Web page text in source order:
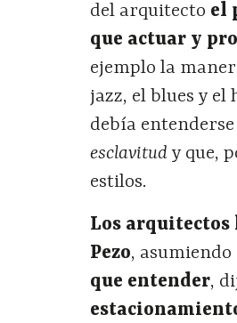
del arquitecto el
que actuar y
ejemplo la
jazz, el blues y
debía
esclavitudy que,
estilos.
Los
Pezo,
que entender,